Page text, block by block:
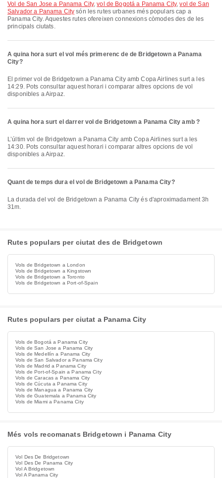
vol de San Jose a Panama City,vol de Bogotá a Panama City,vol de San
Salvador a Panama City són les rutes urbanes més populars cap a
Panama City. Aquestes rutes ofereixen connexions còmodes des de les
principals ciutats.
A quina hora surt el vol més primerenc de de Bridgetown a Panama
City?
El primer vol de Bridgetown a Panama City amb Copa Airlines surt a les
14:29. Pots consultar aquest horari i comparar altres opcions de vol
disponibles a Airpaz.
A quina hora surt el darrer vol de Bridgetown a Panama City amb ?
L’últim vol de Bridgetown a Panama City amb Copa Airlines surt a les
14:30. Pots consultar aquest horari i comparar altres opcions de vol
disponibles a Airpaz.
Quant de temps dura el vol de Bridgetown a Panama City?
La durada del vol de Bridgetown a Panama City és d'aproximadament 3h
31m.
Rutes populars per ciutat des de Bridgetown
Vols de Bridgetown a London
Vols de Bridgetown a Kingstown
Vols de Bridgetown a Toronto
Vols de Bridgetown a Port-of-Spain
Rutes populars per ciutat a Panama City
Vols de Bogotá a Panama City
Vols de San Jose a Panama City
Vols de Medellín a Panama City
Vols de San Salvador a Panama City
Vols de Madrid a Panama City
Vols de Port-of-Spain a Panama City
Vols de Caracas a Panama City
Vols de Cúcuta a Panama City
Vols de Managua a Panama City
Vols de Guatemala a Panama City
Vols de Miami a Panama City
Més vols recomanats Bridgetown i Panama City
Vol Des De Bridgetown
Vol Des De Panama City
Vol A Bridgetown
Vol A Panama City